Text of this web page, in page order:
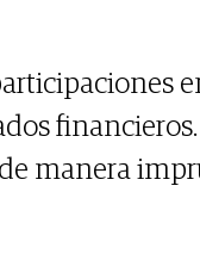
manera